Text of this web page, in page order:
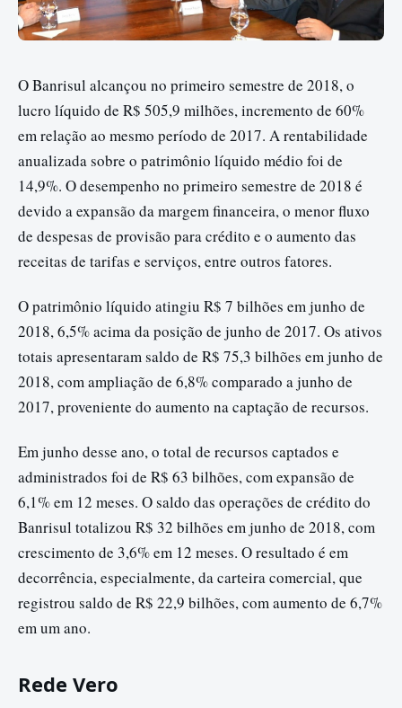
O Banrisul alcançou no primeiro semestre de 2018, o
lucro líquido de R$ 505,9 milhões, incremento de 60%
em relação ao mesmo período de 2017. A rentabilidade
anualizada sobre o patrimônio líquido médio foi de
14,9%. O desempenho no primeiro semestre de 2018 é
devido a expansão da margem financeira, o menor fluxo
de despesas de provisão para crédito e o aumento das
receitas de tarifas e serviços, entre outros fatores.
O patrimônio líquido atingiu R$ 7 bilhões em junho de
2018, 6,5% acima da posição de junho de 2017. Os ativos
totais apresentaram saldo de R$ 75,3 bilhões em junho de
2018, com ampliação de 6,8% comparado a junho de
2017, proveniente do aumento na captação de recursos.
Em junho desse ano, o total de recursos captados e
administrados foi de R$ 63 bilhões, com expansão de
6,1% em 12 meses. O saldo das operações de crédito do
Banrisul totalizou R$ 32 bilhões em junho de 2018, com
crescimento de 3,6% em 12 meses. O resultado é em
decorrência, especialmente, da carteira comercial, que
registrou saldo de R$ 22,9 bilhões, com aumento de 6,7%
em um ano.
Rede Vero